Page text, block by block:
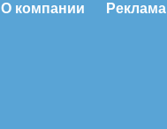
О компании Реклама